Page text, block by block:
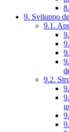
9. Sviluppo
9.1.
9.2.